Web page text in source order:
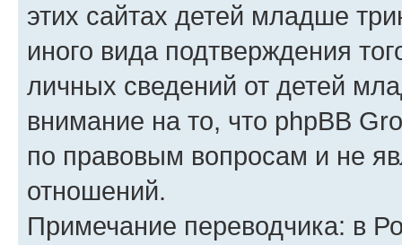
этих сайтах детей младше
иного вида подтверждения
личных сведений от детей
внимание на то, что phpBB
по правовым вопросам и не
отношений.
Примечание переводчика: в